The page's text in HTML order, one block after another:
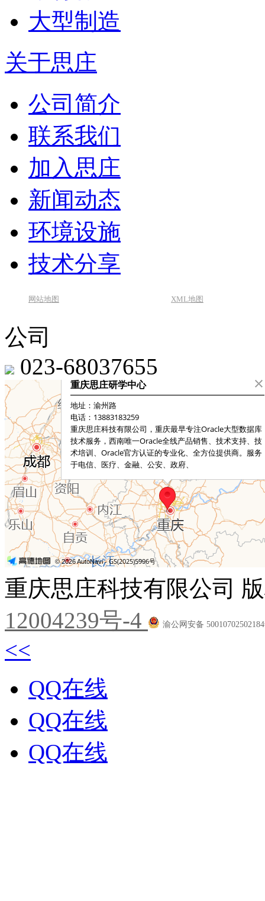
大型制造
关于思庄
公司简介
联系我们
加入思庄
新闻动态
环境设施
技术分享
网站地图 XML地图
公司
023-68037655
重庆思庄科技有限公司
12004239号-4
渝公网安备
<<
QQ在线
QQ在线
QQ在线